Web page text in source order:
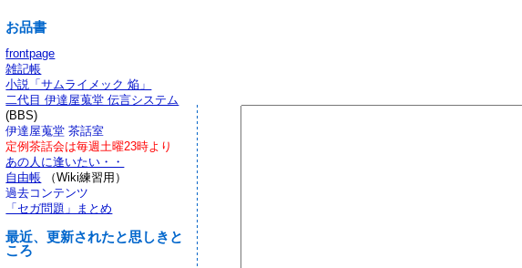
お品書
frontpage
雑記帳
小説「サムライメック 焔」
二代目 伊達屋蒐堂 伝言システム
(BBS)
伊達屋蒐堂 茶話室
定例茶話会は毎週土曜23時より
あの人に逢いたい・・
自由帳 （Wiki練習用）
過去コンテンツ
「セガ問題」まとめ
最近、更新されたと思しきと
ころ